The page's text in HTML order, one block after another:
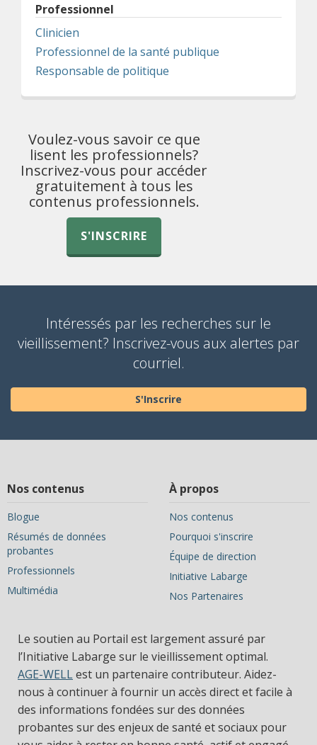
Professionnel
Clinicien
Professionnel de la santé publique
Responsable de politique
Voulez-vous savoir ce que
lisent les professionnels?
Inscrivez-vous pour accéder
gratuitement à tous les
contenus professionnels.
S'INSCRIRE
Intéressés par les recherches sur le
vieillissement? Inscrivez-vous aux alertes par
courriel.
S'Inscrire
Nos contenus
Blogue
Résumés de données
probantes
Professionnels
Multimédia
À propos
Nos contenus
Pourquoi s'inscrire
Équipe de direction
Initiative Labarge
Nos Partenaires
Le soutien au Portail est largement assuré par
l’Initiative Labarge sur le vieillissement optimal.
AGE-WELLest un partenaire contributeur. Aidez-
nous à continuer à fournir un accès direct et facile à
des informations fondées sur des données
probantes sur des enjeux de santé et sociaux pour